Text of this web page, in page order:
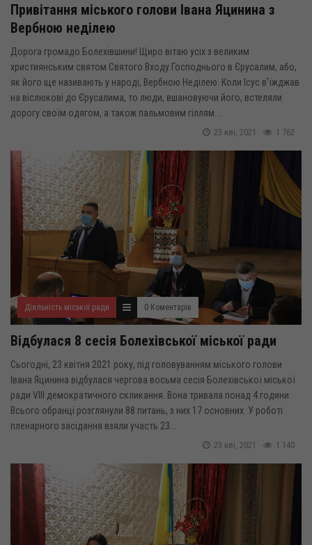
Привітання міського голови Івана Яцинина з
Вербною неділею
Дорога громадо Болехівшини! Щиро вітаю усіх з великим
християнським святом Святого Входу Господнього в Єрусалим, або,
як його ще називають у народі, Вербною Неділею. Коли Ісус в’їжджав
на віслюкові до Єрусалима, то люди, вшановуючи його, встеляли
дорогу своїм одягом, а також пальмовим гіллям....
1 762
23 кві, 2021
Діяльність міської ради 0 Коментарів
Відбулася 8 сесія Болехівської міської ради
Сьогодні, 23 квітня 2021 року, під головуванням міського голови
Івана Яцинина відбулася чергова восьма сесія Болехівської міської
ради VIIІ демократичного скликання. Вона тривала понад 4 години.
Всього обранці розглянули 88 питань, з них 17 основних. У роботі
пленарного засідання взяли участь 23...
1 140
23 кві, 2021